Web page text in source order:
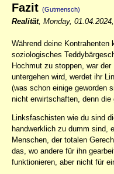
Fazit (Gutmensch)
Realität, Monday,
Während deine
soziologisches
Hochmut zu stoppen, war
untergehen wird, werdet ihr
(was schon einige geworden
nicht erwirtschaften, denn
Linksfaschisten wie du sind
handwerklich zu dumm sind,
Menschen, der totalen
das, wo andere für ihn
funktionieren, aber nicht für